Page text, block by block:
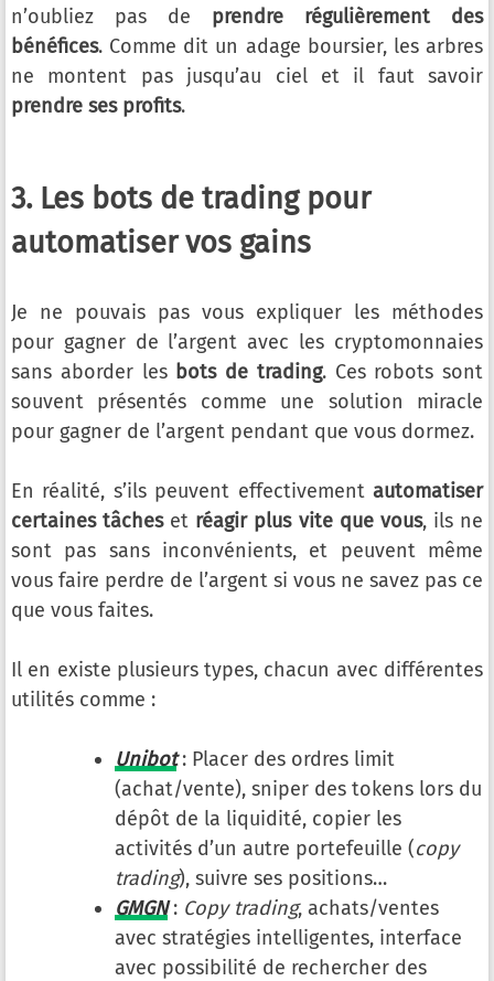
n’oubliez pas de prendre régulièrement des
bénéfices. Comme dit un adage boursier, les arbres
ne montent pas jusqu’au ciel et il faut savoir
prendre ses profits.
3. Les bots de trading pour
automatiser vos gains
Je ne pouvais pas vous expliquer les méthodes
pour gagner de l’argent avec les cryptomonnaies
sans aborder les bots de trading. Ces robots sont
souvent présentés comme une solution miracle
pour gagner de l’argent pendant que vous dormez.
En réalité, s’ils peuvent effectivement automatiser
certaines tâcheset réagir plus vite que vous, ils ne
sont pas sans inconvénients, et peuvent même
vous faire perdre de l’argent si vous ne savez pas ce
que vous faites.
Il en existe plusieurs types, chacun avec différentes
utilités comme :
Unibot: Placer des ordres limit
(achat/vente), sniper des tokens lors du
dépôt de la liquidité, copier les
activités d’un autre portefeuille (copy
trading), suivre ses positions…
GMGN: Copy trading, achats/ventes
avec stratégies intelligentes, interface
avec possibilité de rechercher des